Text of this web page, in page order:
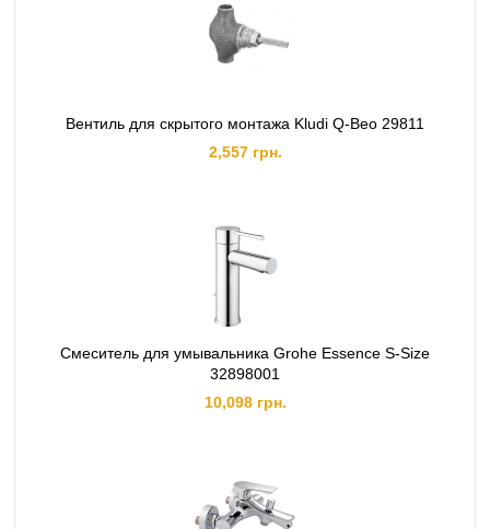
Вентиль для скрытого монтажа Kludi Q-Beo 29811
2,557 грн.
Смеситель для умывальника Grohe Essence S-Size
32898001
10,098 грн.